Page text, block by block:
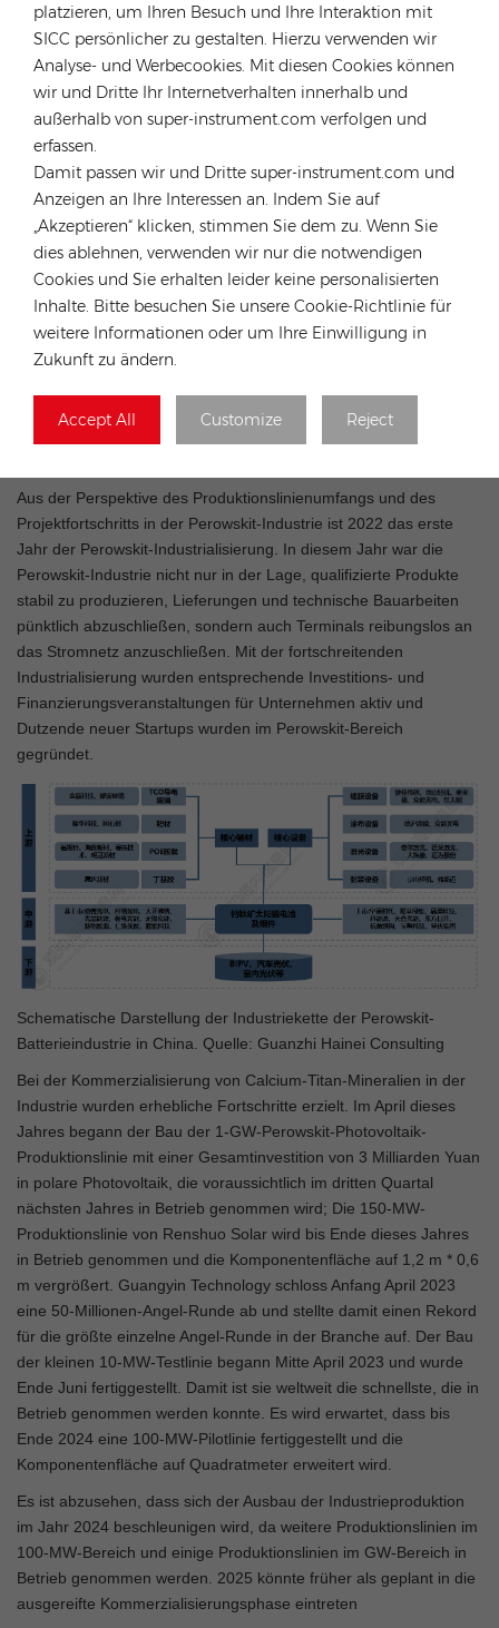
platzieren, um Ihren Besuch und Ihre Interaktion mit
SICC persönlicher zu gestalten. Hierzu verwenden wir
Analyse- und Werbecookies. Mit diesen Cookies können
wir und Dritte Ihr Internetverhalten innerhalb und
außerhalb von super-instrument.com verfolgen und
erfassen.
Damit passen wir und Dritte super-instrument.com und
Anzeigen an Ihre Interessen an. Indem Sie auf
„Akzeptieren“ klicken, stimmen Sie dem zu. Wenn Sie
dies ablehnen, verwenden wir nur die notwendigen
Cookies und Sie erhalten leider keine personalisierten
Inhalte. Bitte besuchen Sie unsere Cookie-Richtlinie für
weitere Informationen oder um Ihre Einwilligung in
Zukunft zu ändern.
Accept All Customize Reject
Es sollte darauf hingewiesen werden, dass die Effizienz auf
Laborebene in der Großproduktion noch validiert werden muss
und weiterhin Stabilitätsprobleme bestehen. Die rasante
genaue und leistungsstarke Lösung zur Kostensenkung und
Aus der Perspektive des Produktionslinienumfangs und des
Projektfortschritts in der Perowskit-Industrie ist 2022 das erste
Jahr der Perowskit-Industrialisierung. In diesem Jahr war die
Perowskit-Industrie nicht nur in der Lage, qualifizierte Produkte
stabil zu produzieren, Lieferungen und technische Bauarbeiten
pünktlich abzuschließen, sondern auch Terminals reibungslos an
das Stromnetz anzuschließen. Mit der fortschreitenden
Industrialisierung wurden entsprechende Investitions- und
Finanzierungsveranstaltungen für Unternehmen aktiv und
Dutzende neuer Startups wurden im Perowskit-Bereich
gegründet.
Schematische Darstellung der Industriekette der Perowskit-
Batterieindustrie in China. Quelle: Guanzhi Hainei Consulting
Bei der Kommerzialisierung von Calcium-Titan-Mineralien in der
Industrie wurden erhebliche Fortschritte erzielt. Im April dieses
Jahres begann der Bau der 1-GW-Perowskit-Photovoltaik-
Produktionslinie mit einer Gesamtinvestition von 3 Milliarden Yuan
in polare Photovoltaik, die voraussichtlich im dritten Quartal
nächsten Jahres in Betrieb genommen wird; Die 150-MW-
Produktionslinie von Renshuo Solar wird bis Ende dieses Jahres
in Betrieb genommen und die Komponentenfläche auf 1,2 m * 0,6
m vergrößert. Guangyin Technology schloss Anfang April 2023
eine 50-Millionen-Angel-Runde ab und stellte damit einen Rekord
für die größte einzelne Angel-Runde in der Branche auf. Der Bau
der kleinen 10-MW-Testlinie begann Mitte April 2023 und wurde
Ende Juni fertiggestellt. Damit ist sie weltweit die schnellste, die in
Betrieb genommen werden konnte. Es wird erwartet, dass bis
Ende 2024 eine 100-MW-Pilotlinie fertiggestellt und die
Komponentenfläche auf Quadratmeter erweitert wird.
Es ist abzusehen, dass sich der Ausbau der Industrieproduktion
im Jahr 2024 beschleunigen wird, da weitere Produktionslinien im
100-MW-Bereich und einige Produktionslinien im GW-Bereich in
Betrieb genommen werden. 2025 könnte früher als geplant in die
ausgereifte Kommerzialisierungsphase eintreten